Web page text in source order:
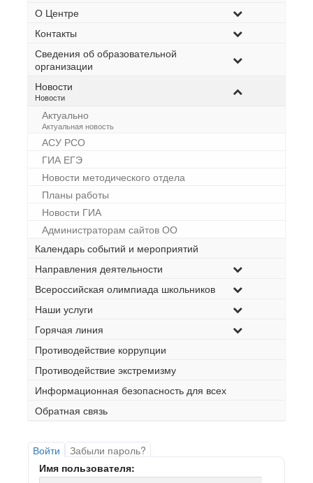
О Центре
Контакты
Сведения об образовательной
организации
Новости
–
Новости
Актуально
–
Актуальная новость
АСУ РСО
ГИА ЕГЭ
Новости методического отдела
Планы работы
Новости ГИА
Администраторам сайтов ОО
Календарь событий и мероприятий
Направления деятельности
Всероссийская олимпиада школьников
Наши услуги
Горячая линия
Противодействие коррупции
Противодействие экстремизму
Информационная безопасность для всех
Обратная связь
Войти
Забыли пароль?
Имя пользователя: